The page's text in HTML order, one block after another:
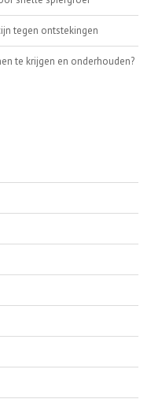
tegen ontstekingen
te krijgen en onderhouden?